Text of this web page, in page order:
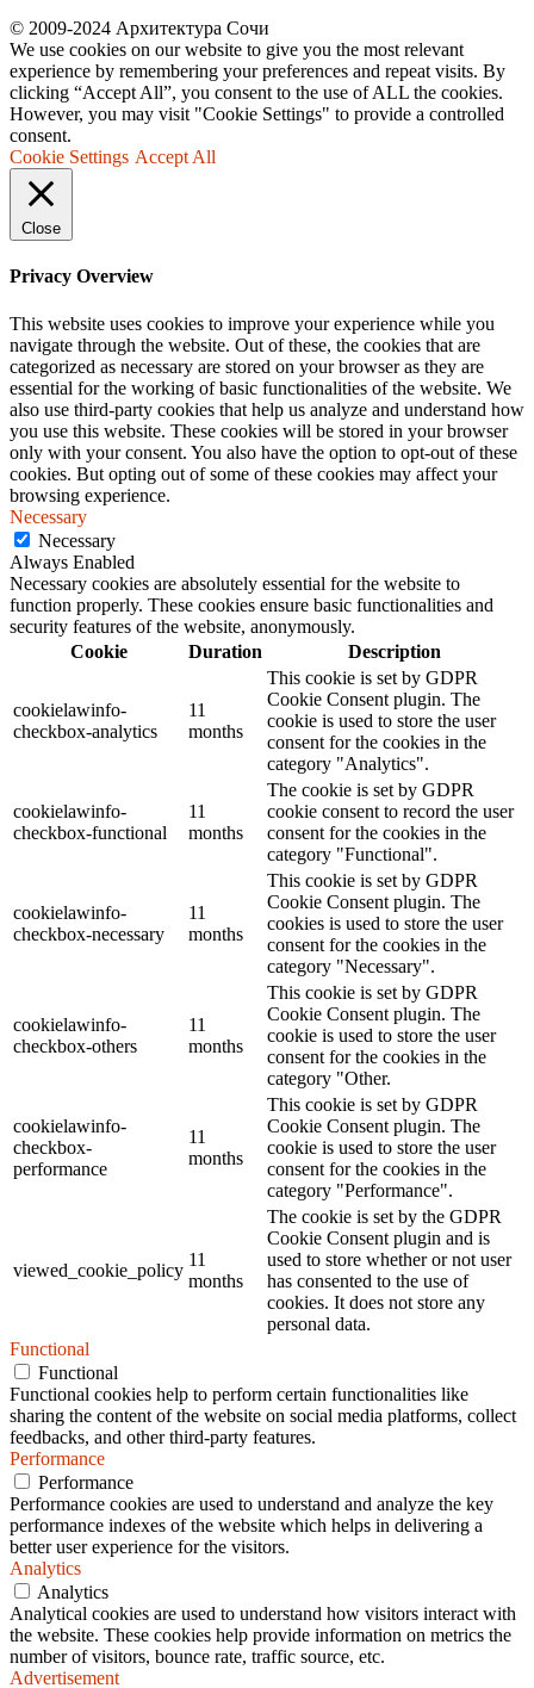
© 2009-2024 Архитектура Сочи
We use cookies on our website to give you the most relevant
experience by remembering your preferences and repeat visits. By
clicking “Accept All”, you consent to the use of ALL the cookies.
However, you may visit "Cookie Settings" to provide a controlled
consent.
Cookie Settings Accept All
Close
Privacy Overview
This website uses cookies to improve your experience while you
navigate through the website. Out of these, the cookies that are
categorized as necessary are stored on your browser as they are
essential for the working of basic functionalities of the website. We
also use third-party cookies that help us analyze and understand how
you use this website. These cookies will be stored in your browser
only with your consent. You also have the option to opt-out of these
cookies. But opting out of some of these cookies may affect your
browsing experience.
Necessary
Necessary
Always Enabled
Necessary cookies are absolutely essential for the website to
function properly. These cookies ensure basic functionalities and
security features of the website, anonymously.
Cookie
Duration Description
cookielawinfo-
checkbox-analytics
11
months
This cookie is set by GDPR
Cookie Consent plugin. The
cookie is used to store the user
consent for the cookies in the
category "Analytics".
cookielawinfo-
checkbox-functional
11
months
The cookie is set by GDPR
cookie consent to record the user
consent for the cookies in the
category "Functional".
cookielawinfo-
checkbox-necessary
11
months
This cookie is set by GDPR
Cookie Consent plugin. The
cookies is used to store the user
consent for the cookies in the
category "Necessary".
cookielawinfo-
checkbox-others
11
months
This cookie is set by GDPR
Cookie Consent plugin. The
cookie is used to store the user
consent for the cookies in the
category "Other.
cookielawinfo-
checkbox-
performance
11
months
This cookie is set by GDPR
Cookie Consent plugin. The
cookie is used to store the user
consent for the cookies in the
category "Performance".
viewed_cookie_policy
11
months
The cookie is set by the GDPR
Cookie Consent plugin and is
used to store whether or not user
has consented to the use of
cookies. It does not store any
personal data.
Functional
Functional
Functional cookies help to perform certain functionalities like
sharing the content of the website on social media platforms, collect
feedbacks, and other third-party features.
Performance
Performance
Performance cookies are used to understand and analyze the key
performance indexes of the website which helps in delivering a
better user experience for the visitors.
Analytics
Analytics
Analytical cookies are used to understand how visitors interact with
the website. These cookies help provide information on metrics the
number of visitors, bounce rate, traffic source, etc.
Advertisement